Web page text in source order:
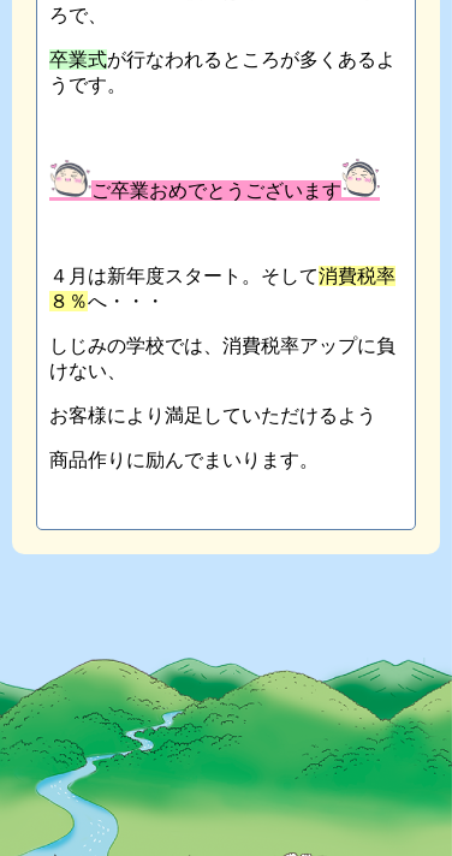
ろで、
卒業式が行なわれるところが多くあるよ
うです。
ご卒業おめでとうございます
４月は新年度スタート。そして消費税率
８％へ・・・
しじみの学校では、消費税率アップに負
けない、
お客様により満足していただけるよう
商品作りに励んでまいります。